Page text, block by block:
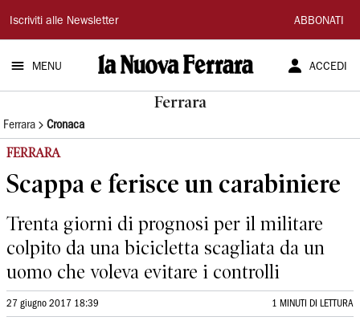
La
Nuova
Ferrara
Iscriviti alle Newsletter ABBONATI
MENU ACCEDI
Ferrara
Ferrara Cronaca
FERRARA
Scappa e ferisce un carabiniere
Trenta giorni di prognosi per il militare
colpito da una bicicletta scagliata da un
uomo che voleva evitare i controlli
27 giugno 2017 18:39 1 MINUTI DI LETTURA